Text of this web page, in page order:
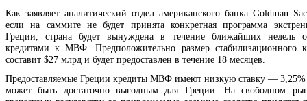
Как заявляет аналитический отдел американского банка Goldman
если на саммите не будет принята конкретная программа
Греции, страна будет вынуждена в течение ближайших недель
кредитами к МВФ. Предположительно размер стабилизационного
составит $27 млрд и будет предоставлен в течение 18 месяцев.
Предоставляемые Греции кредиты МВФ имеют низкую ставку — 3,25%
может быть достаточно выгодным для Греции. На свободном